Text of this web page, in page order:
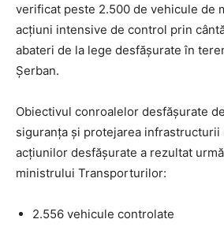
verificat peste 2.500 de vehicule de
acțiuni intensive de control prin
abateri de la lege desfășurate în
Șerban.
Obiectivul conroalelor desfășurate
siguranța și protejarea infrastructurii
acțiunilor desfășurate a rezultat
ministrului Transporturilor:
2.556 vehicule controlate